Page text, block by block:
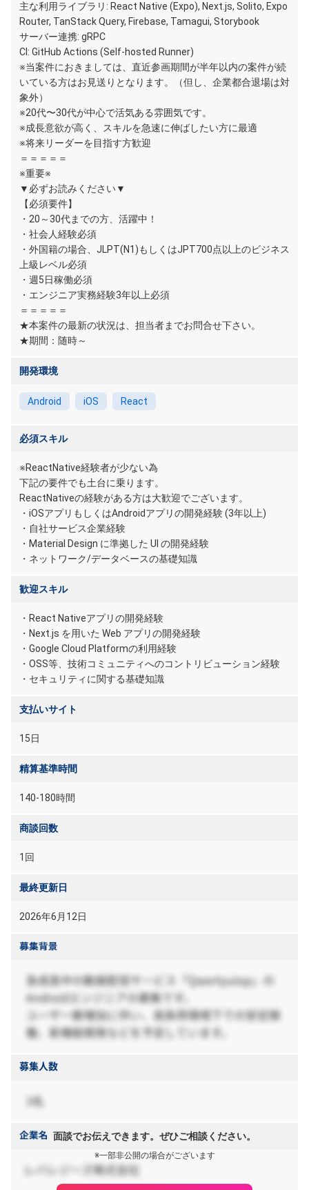
主な利用ライブラリ: React Native (Expo), Next.js, Solito, Expo
Router, TanStack Query, Firebase, Tamagui, Storybook
サーバー連携: gRPC
CI: GitHub Actions (Self-hosted Runner)
※当案件におきましては、直近参画期間が半年以内の案件が続
いている方はお見送りとなります。（但し、企業都合退場は対
象外）
※20代〜30代が中心で活気ある雰囲気です。
※成長意欲が高く、スキルを急速に伸ばしたい方に最適
※将来リーダーを目指す方歓迎
＝＝＝＝＝
※重要※
▼必ずお読みください▼
【必須要件】
・20～30代までの方、活躍中！
・社会人経験必須
・外国籍の場合、JLPT(N1)もしくはJPT700点以上のビジネス
上級レベル必須
・週5日稼働必須
・エンジニア実務経験3年以上必須
＝＝＝＝＝
★本案件の最新の状況は、担当者までお問合せ下さい。
★期間：随時～
開発環境
Android iOS React
必須スキル
※ReactNative経験者が少ない為
下記の要件でも土台に乗ります。
ReactNativeの経験がある方は大歓迎でございます。
・iOSアプリもしくはAndroidアプリの開発経験 (3年以上)
・自社サービス企業経験
・Material Design に準拠した UI の開発経験
・ネットワーク/データベースの基礎知識
歓迎スキル
・React Nativeアプリの開発経験
・Next.js を用いた Web アプリの開発経験
・Google Cloud Platformの利用経験
・OSS等、技術コミュニティへのコントリビューション経験
・セキュリティに関する基礎知識
支払いサイト
15日
精算基準時間
140-180時間
商談回数
1回
最終更新日
2026年6月12日
面談でお伝えできます。ぜひご相談ください。
※一部非公開の場合がございます